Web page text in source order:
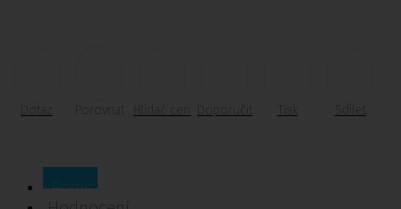
Dotaz Porovnat Doporučit Tisk Sdílet
Popis